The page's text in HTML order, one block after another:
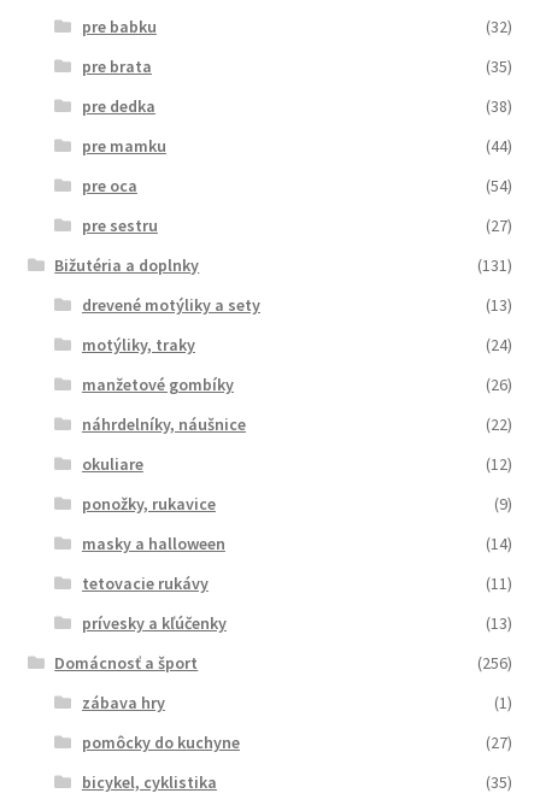
pre babku
(32)
pre brata
(35)
pre dedka
(38)
pre mamku
(44)
pre oca
(54)
pre sestru
(27)
Bižutéria a doplnky
(131)
drevené motýliky a sety
(13)
motýliky, traky
(24)
manžetové gombíky
(26)
náhrdelníky, náušnice
(22)
okuliare
(12)
ponožky, rukavice
(9)
masky a halloween
(14)
tetovacie rukávy
(11)
prívesky a kľúčenky
(13)
Domácnosť a šport
(256)
zábava hry
(1)
pomôcky do kuchyne
(27)
bicykel, cyklistika
(35)